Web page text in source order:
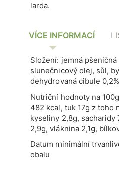
larda.
VÍCE INFORMACÍ
Složení: jemná
slunečnicový olej, sůl,
dehydrovaná cibule
Nutriční hodnoty na
482 kcal, tuk 17g z toho
kyseliny 2,8g,
2,9g, vláknina 2,1g,
Datum minimální
obalu